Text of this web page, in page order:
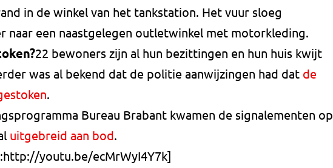
in de winkel van het tankstation. Het vuur sloeg
naar een naastgelegen outletwinkel met motorkleding.
22 bewoners zijn al hun bezittingen en hun huis kwijt
was al bekend dat de politie aanwijzingen had dat de
.
Bureau Brabant kwamen de signalementen op
uitgebreid aan bod.
youtu.be/ecMrWyI4Y7k]